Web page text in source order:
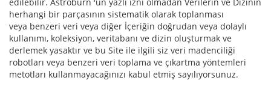
herhangi bir parçasının sistematik olarak toplanması
veya benzeri veri veya diğer İçeriğin doğrudan veya dolaylı
kullanımı, koleksiyon, veritabanı ve dizin oluşturmak ve
derlemek yasaktır ve bu Site ile ilgili siz veri madenciliği
robotları veya benzeri veri toplama ve çıkartma yöntemleri
metotları kullanmayacağınızı kabul etmiş sayılıyorsunuz.